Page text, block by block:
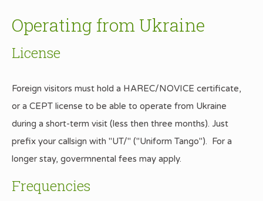
Operating from Ukraine
License
Foreign visitors must hold a HAREC/NOVICE certificate,
or a CEPT license to be able to operate from Ukraine
during a short-term visit (less then three months). Just
prefix your callsign with "UT/" ("Uniform Tango"). For a
longer stay, govermnental fees may apply.
Frequencies